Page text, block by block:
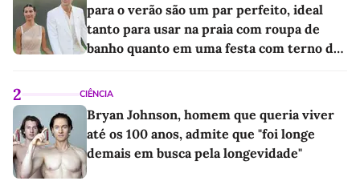
para o verão são um par perfeito, ideal
tanto para usar na praia com roupa de
banho quanto em uma festa com terno de
2 CIÊNCIA
Bryan Johnson, homem que queria viver
até os 100 anos, admite que "foi longe
demais em busca pela longevidade"